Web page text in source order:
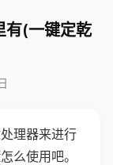
有(一键定乾
理器来进行
么使用吧。